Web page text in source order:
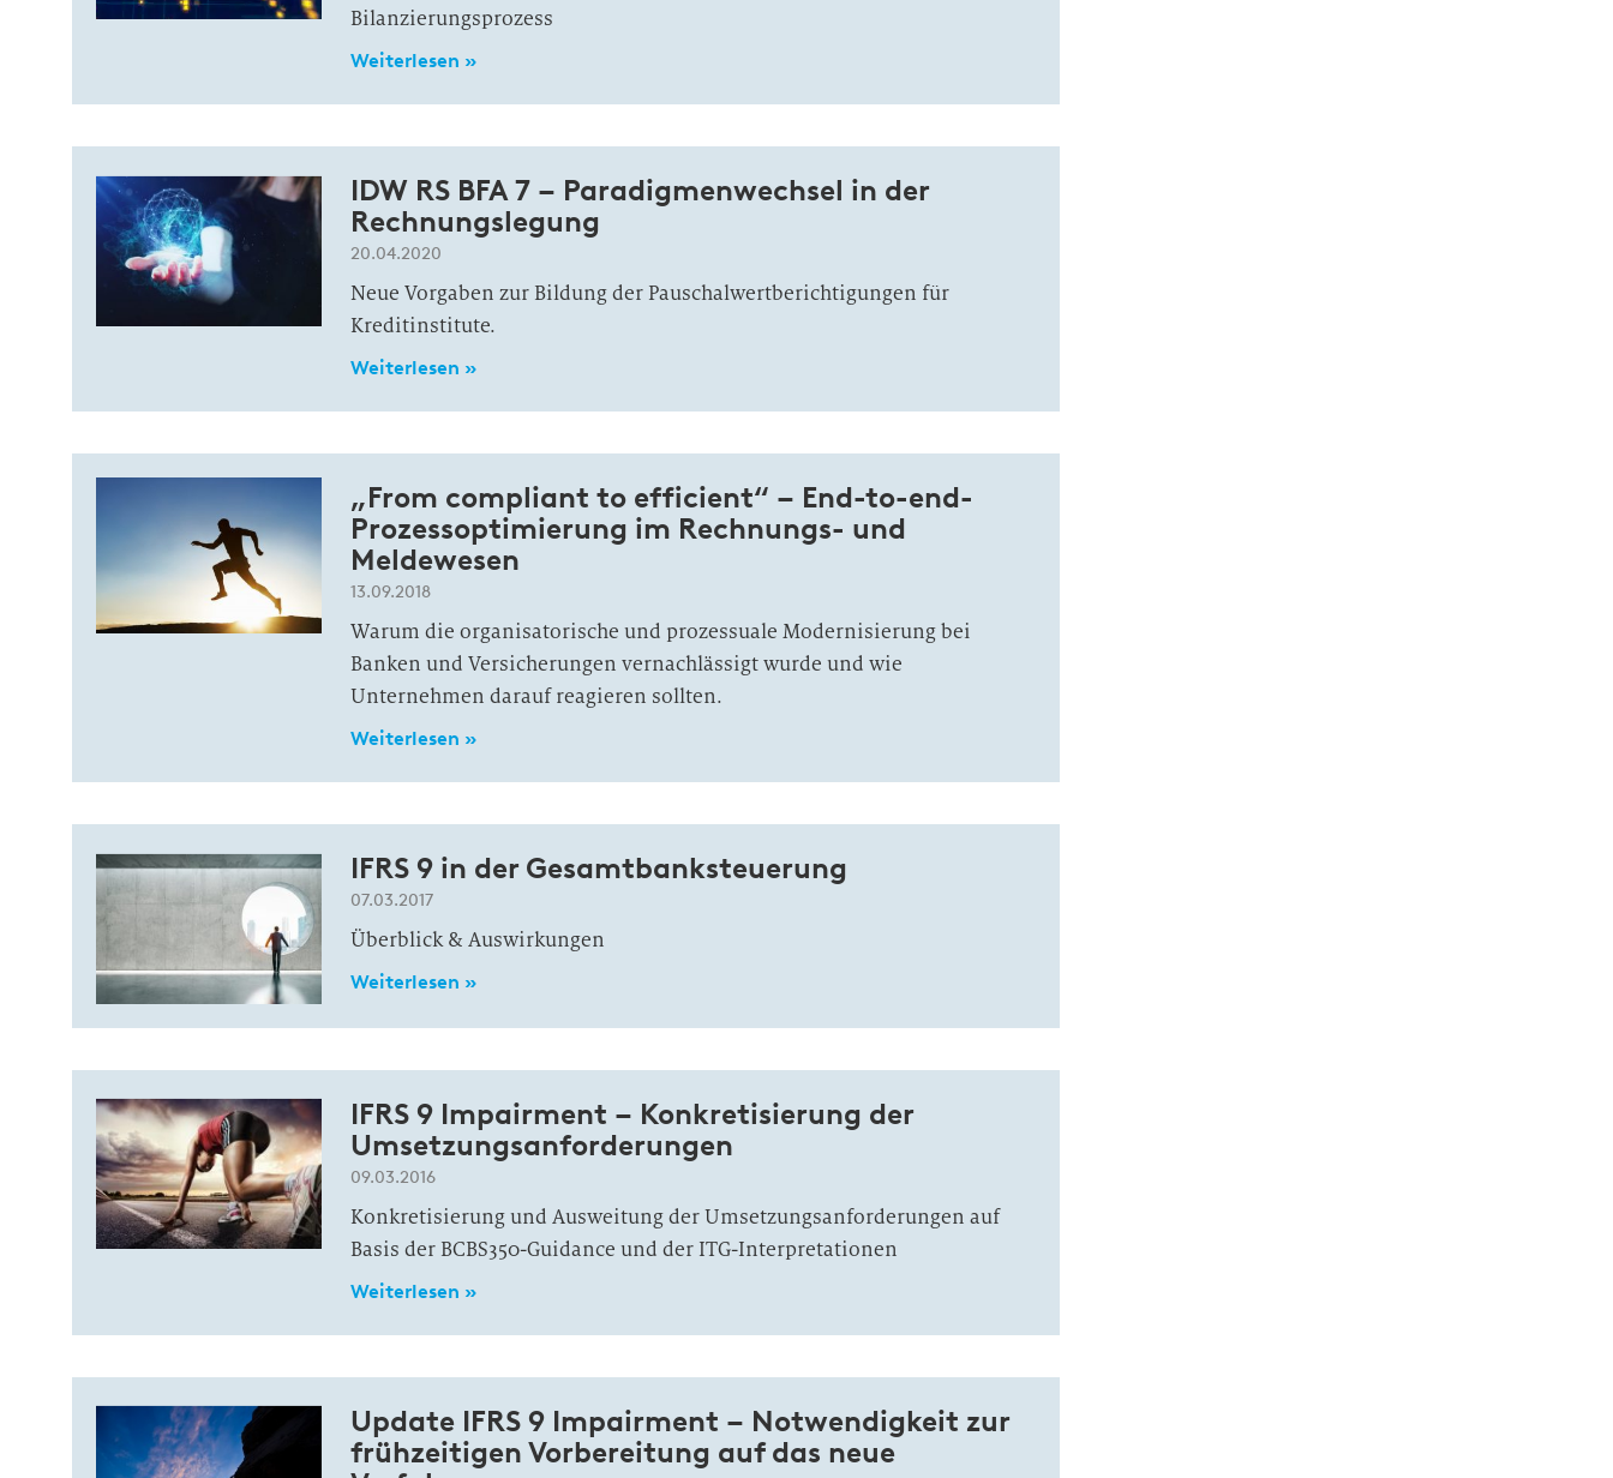
Bilanzierungsprozess
Weiterlesen »
IDW RS BFA 7 – Paradigmenwechsel in der
Rechnungslegung
20.04.2020
Neue Vorgaben zur Bildung der Pauschalwertberichtigungen für
Kreditinstitute.
Weiterlesen »
„From compliant to efficient“ – End-to-end-
Prozessoptimierung im Rechnungs- und
Meldewesen
13.09.2018
Warum die organisatorische und prozessuale Modernisierung bei
Banken und Versicherungen vernachlässigt wurde und wie
Unternehmen darauf reagieren sollten.
Weiterlesen »
IFRS 9 in der Gesamtbanksteuerung
07.03.2017
Überblick & Auswirkungen
Weiterlesen »
IFRS 9 Impairment – Konkretisierung der
Umsetzungsanforderungen
09.03.2016
Konkretisierung und Ausweitung der Umsetzungsanforderungen auf
Basis der BCBS350-Guidance und der ITG-Interpretationen
Weiterlesen »
Update IFRS 9 Impairment – Notwendigkeit zur
frühzeitigen Vorbereitung auf das neue